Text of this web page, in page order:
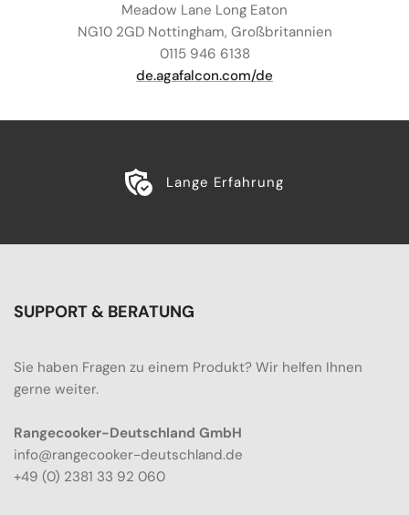
Meadow Lane Long Eaton
NG10 2GD Nottingham, Großbritannien
0115 946 6138
de.agafalcon.com/de
Lange Erfahrung
SUPPORT & BERATUNG
Sie haben Fragen zu einem Produkt? Wir helfen Ihnen
gerne weiter.
Rangecooker-Deutschland GmbH
info@rangecooker-deutschland.de
+49 (0) 2381 33 92 060